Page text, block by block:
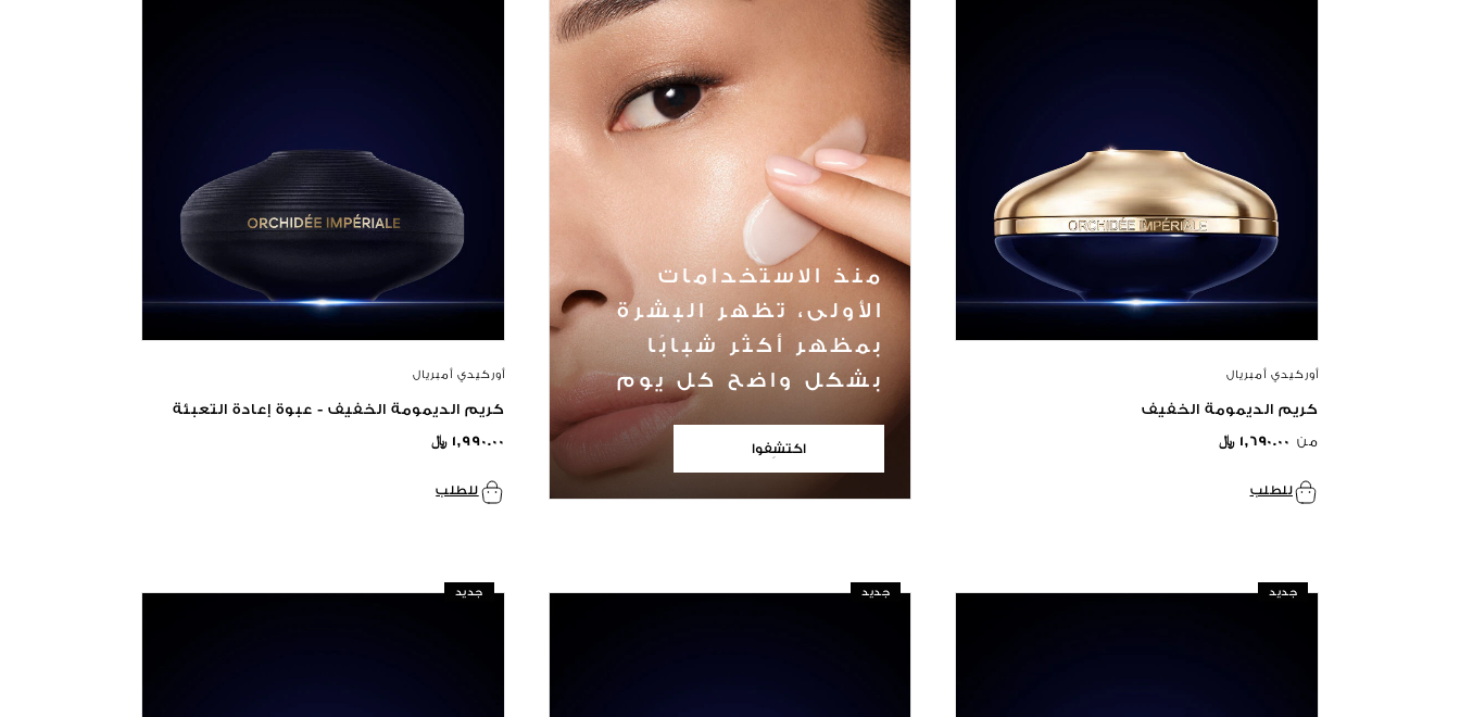
أوركيدي أمبريال
كريم الديمومة الخفيف
من ١,٦٩٠.٠٠ ﷼
للطلب
منذ الاستخدامات
الأولى، تظهر البشرة
بمظهر أكثر شبابًا
بشكل واضح كل يوم
اكتشِفوا
أوركيدي أمبريال
كريم الديمومة الخفيف - عبوة إعادة التعبئة
١,٩٩٠.٠٠ ﷼
للطلب
جديد جديد جديد